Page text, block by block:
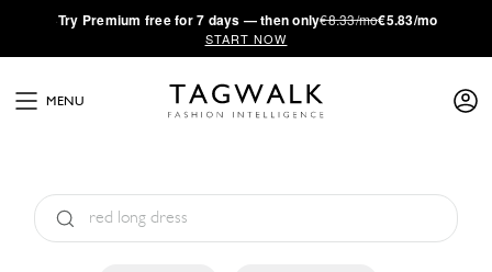
·Try Premium free for 7 days — then only€8.33/mo€5.83/mo
START NOW
MENU